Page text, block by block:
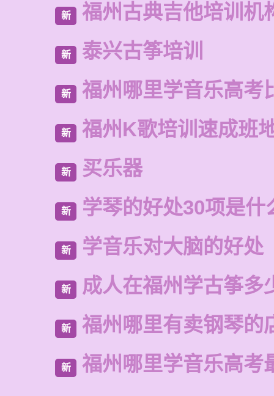
新 福州古典吉他培训机
新 泰兴古筝培训
新 福州哪里学音乐高考
新 福州K歌培训速成班
新 买乐器
新 学琴的好处30项是什
新 学音乐对大脑的好处
新 成人在福州学古筝多
新 福州哪里有卖钢琴的
新 福州哪里学音乐高考